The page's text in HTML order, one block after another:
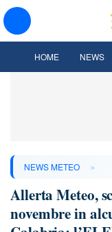
HOME NEWS
NEWS METEO »
Allerta Meteo,
novembre in